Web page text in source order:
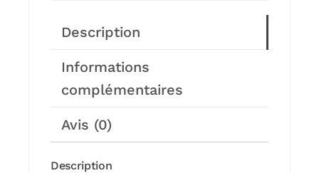
Description
Informations
complémentaires
Avis (0)
Description